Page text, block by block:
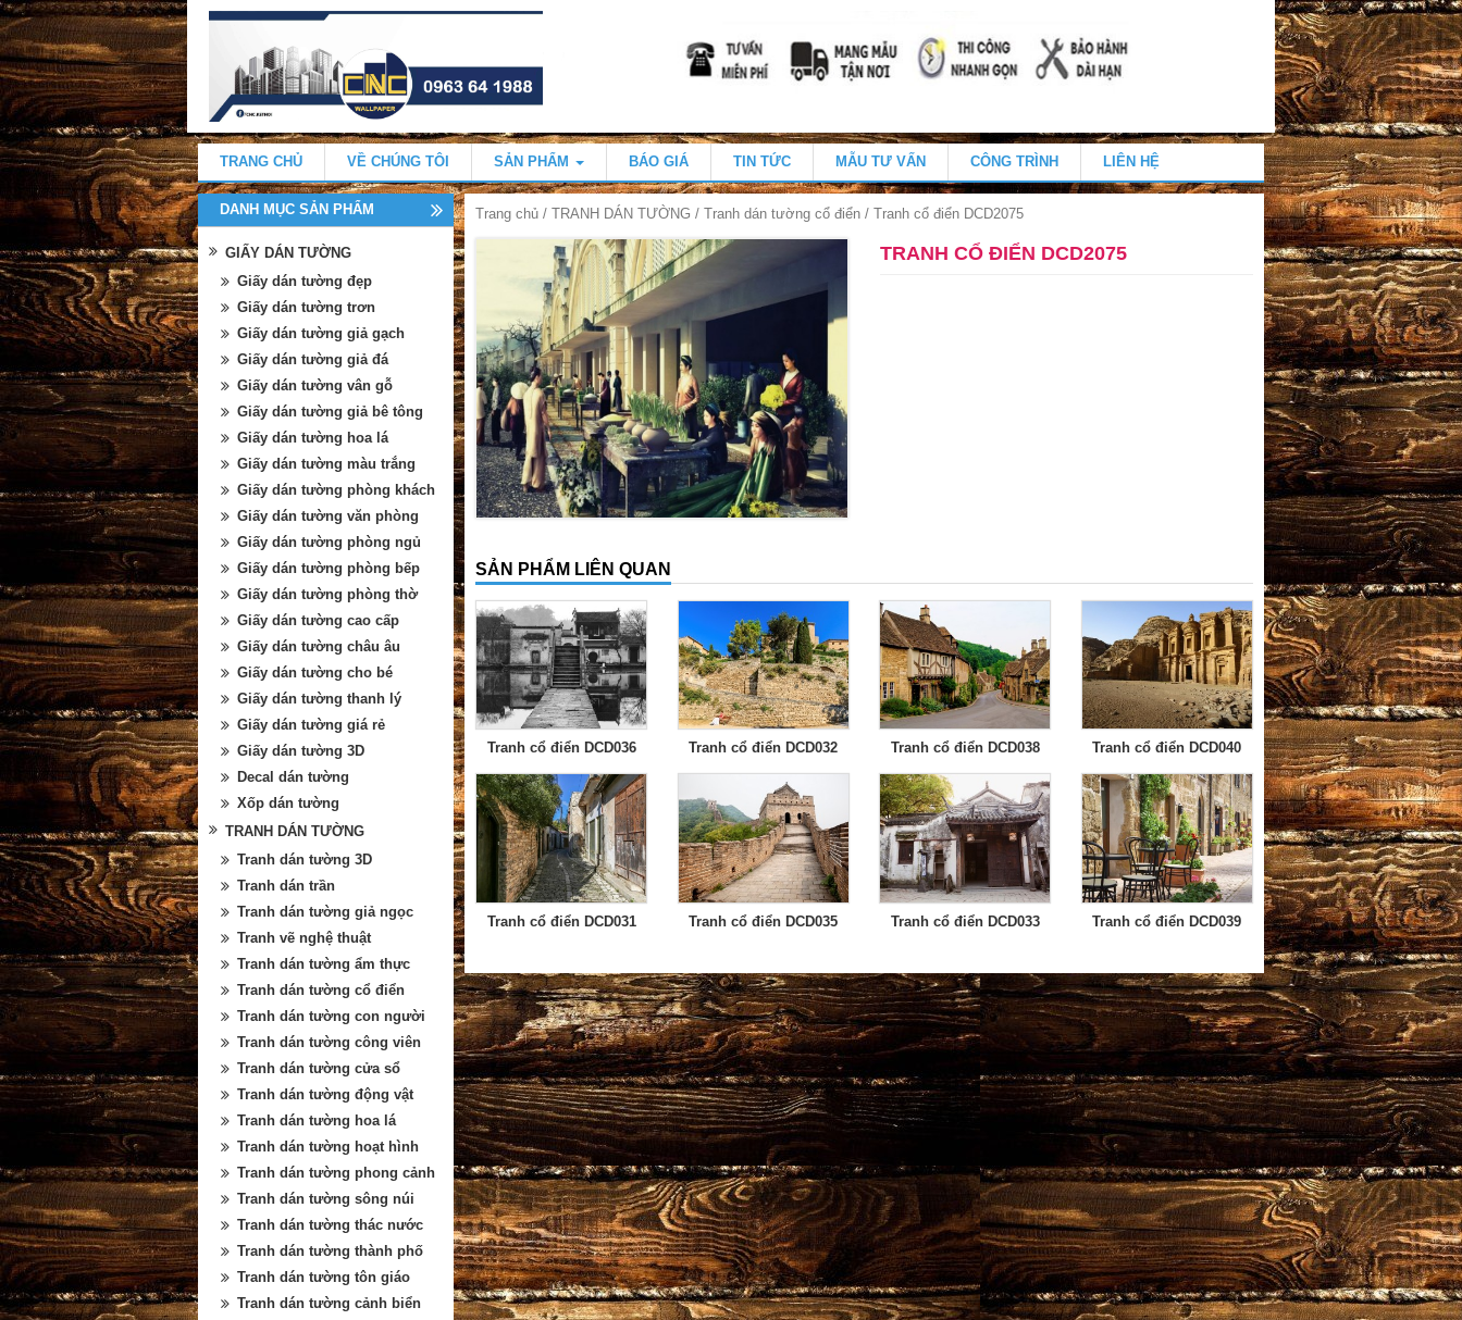
TRANG CHỦ VỀ CHÚNG TÔI SẢN PHẨM BÁO GIÁ TIN TỨC MẪU TƯ VẤN CÔNG TRÌNH LIÊN HỆ
Trang chủ / TRANH DÁN TƯỜNG / Tranh dán tường cổ điển / Tranh cổ điển DCD2075
TRANH CỔ ĐIỂN DCD2075
SẢN PHẨM LIÊN QUAN
Tranh cổ điển DCD036 Tranh cổ điển DCD032 Tranh cổ điển DCD038 Tranh cổ điển DCD040
Tranh cổ điển DCD031 Tranh cổ điển DCD035 Tranh cổ điển DCD033 Tranh cổ điển DCD039
DANH MỤC SẢN PHẨM
GIẤY DÁN TƯỜNG
Giấy dán tường đẹp
Giấy dán tường trơn
Giấy dán tường giả gạch
Giấy dán tường giả đá
Giấy dán tường vân gỗ
Giấy dán tường giả bê tông
Giấy dán tường hoa lá
Giấy dán tường màu trắng
Giấy dán tường phòng khách
Giấy dán tường văn phòng
Giấy dán tường phòng ngủ
Giấy dán tường phòng bếp
Giấy dán tường phòng thờ
Giấy dán tường cao cấp
Giấy dán tường châu âu
Giấy dán tường cho bé
Giấy dán tường thanh lý
Giấy dán tường giá rẻ
Giấy dán tường 3D
Decal dán tường
Xốp dán tường
TRANH DÁN TƯỜNG
Tranh dán tường 3D
Tranh dán trần
Tranh dán tường giả ngọc
Tranh vẽ nghệ thuật
Tranh dán tường ẩm thực
Tranh dán tường cổ điển
Tranh dán tường con người
Tranh dán tường công viên
Tranh dán tường cửa sổ
Tranh dán tường động vật
Tranh dán tường hoa lá
Tranh dán tường hoạt hình
Tranh dán tường phong cảnh
Tranh dán tường sông núi
Tranh dán tường thác nước
Tranh dán tường thành phố
Tranh dán tường tôn giáo
Tranh dán tường cảnh biển